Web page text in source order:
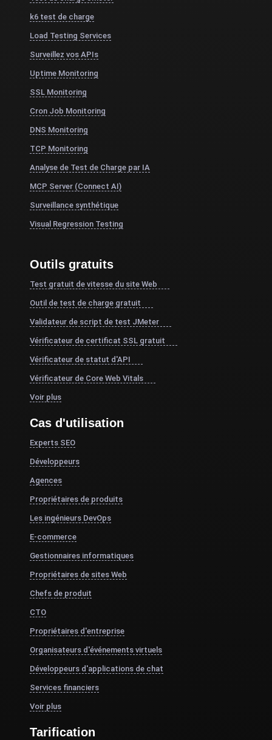
k6 test de charge
Load Testing Services
Surveillez vos APIs
Uptime Monitoring
SSL Monitoring
Cron Job Monitoring
DNS Monitoring
TCP Monitoring
Analyse de Test de Charge par IA
MCP Server (Connect AI)
Surveillance synthétique
Visual Regression Testing
Outils gratuits
Test gratuit de vitesse du site Web
Outil de test de charge gratuit
Validateur de script de test JMeter
Vérificateur de certificat SSL gratuit
Vérificateur de statut d'API
Vérificateur de Core Web Vitals
Voir plus
Cas d'utilisation
Experts SEO
Développeurs
Agences
Propriétaires de produits
Les ingénieurs DevOps
E-commerce
Gestionnaires informatiques
Propriétaires de sites Web
Chefs de produit
CTO
Propriétaires d'entreprise
Organisateurs d'événements virtuels
Développeurs d'applications de chat
Services financiers
Voir plus
Tarification